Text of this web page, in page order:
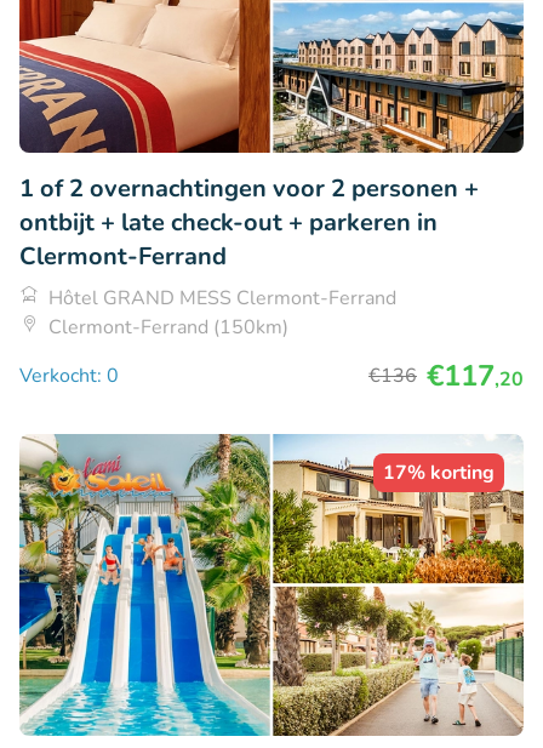
1 of 2 overnachtingen voor 2 personen +
ontbijt + late check-out + parkeren in
Clermont-Ferrand
Hôtel GRAND MESS Clermont-Ferrand
Clermont-Ferrand (150km)
Verkocht: 0
€136 €117,20
17% korting